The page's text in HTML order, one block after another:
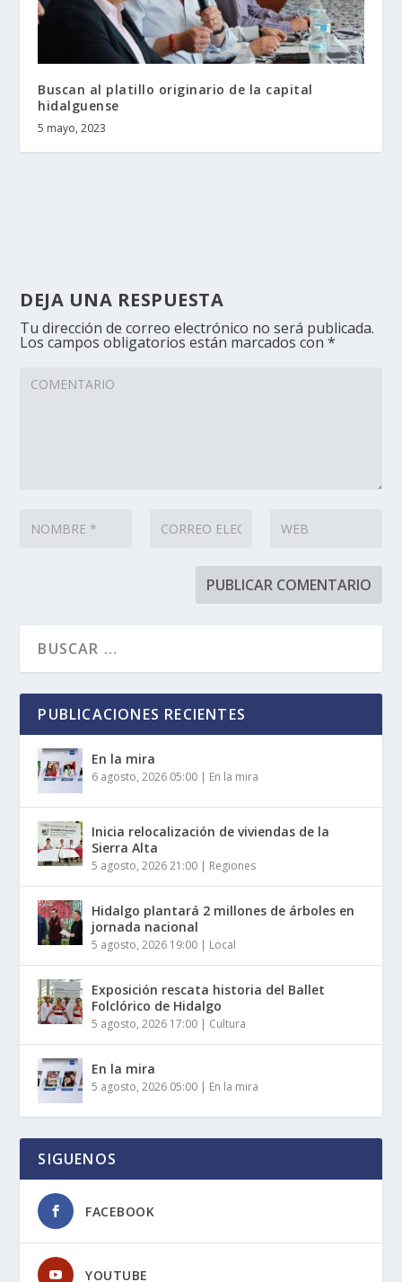
Buscan al platillo originario de la capital
hidalguense
5 mayo, 2023
DEJA UNA RESPUESTA
Tu dirección de correo electrónico no será publicada.
Los campos obligatorios están marcados con*
PUBLICACIONES RECIENTES
En la mira
6 agosto, 2026 05:00 | En la mira
Inicia relocalización de viviendas de la
Sierra Alta
5 agosto, 2026 21:00 | Regiones
Hidalgo plantará 2 millones de árboles en
jornada nacional
5 agosto, 2026 19:00 | Local
Exposición rescata historia del Ballet
Folclórico de Hidalgo
5 agosto, 2026 17:00 | Cultura
En la mira
5 agosto, 2026 05:00 | En la mira
SIGUENOS
FACEBOOK
YOUTUBE